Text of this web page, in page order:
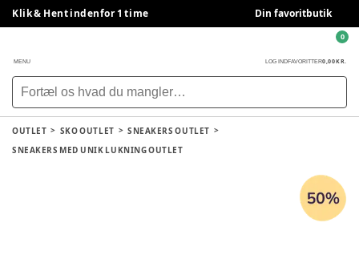
Klik & Hent indenfor 1 time Din favoritbutik
MENU LOG INDFAVORITTER0,00 KR.
0
OUTLET SKO OUTLET
SNEAKERS OUTLET
SNEAKERS MED UNIK LUKNING OUTLET